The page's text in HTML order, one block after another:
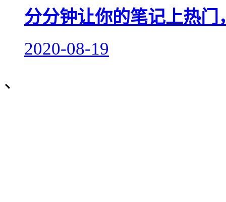
分分钟让你的笔记上热
2020-08-19
、